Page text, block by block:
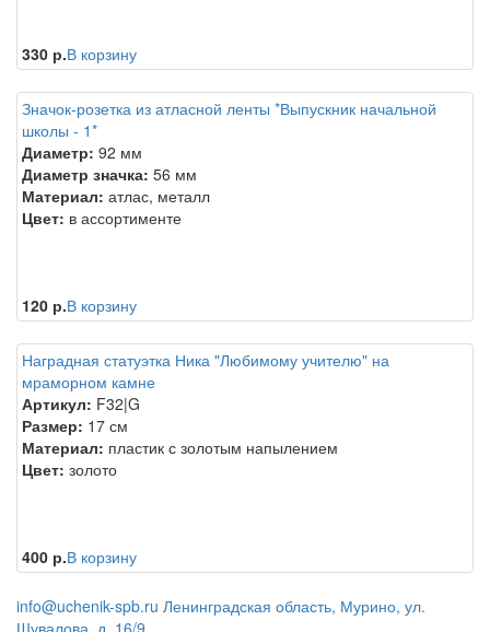
330 р.В корзину
Значок-розетка из атласной ленты *Выпускник начальной
школы - 1*
Диаметр: 92 мм
Диаметр значка: 56 мм
Материал: атлас, металл
Цвет: в ассортименте
120 р.В корзину
Наградная статуэтка Ника "Любимому учителю" на
мраморном камне
Артикул: F32|G
Размер: 17 см
Материал: пластик с золотым напылением
Цвет: золото
400 р.В корзину
info@uchenik-spb.ru Ленинградская область, Мурино, ул.
Шувалова, д. 16/9